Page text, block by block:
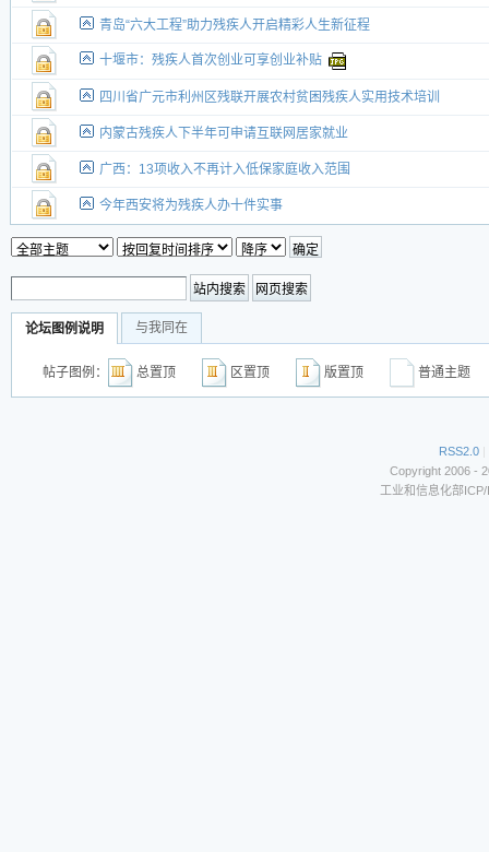
青岛“六大工程”助力残疾人开启精彩人生新征程
十堰市：残疾人首次创业可享创业补贴
四川省广元市利州区残联开展农村贫困残疾人实用技术培训
内蒙古残疾人下半年可申请互联网居家就业
广西：13项收入不再计入低保家庭收入范围
今年西安将为残疾人办十件实事
论坛图例说明 与我同在
帖子图例： 总置顶 区置顶 版置顶 普通主
RSS2.0 |
Copyright 2006 -
工业和信息化部